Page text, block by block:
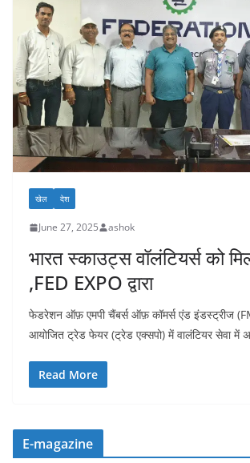
खेल देश
June 27, 2025 ashok
भारत स्काउट्स वॉलंटियर्स को
,FED EXPO द्वारा
फेडरेशन ऑफ़ एमपी चैंबर्स ऑफ़ कॉमर्स एंड इंडस्ट्रीज
आयोजित ट्रेड फेयर (ट्रेड एक्सपो) में वालंटियर सेवा में
Read More
E-magazine